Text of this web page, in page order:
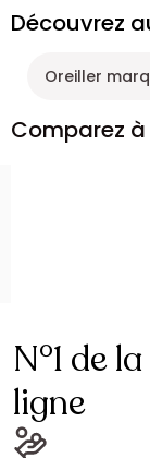
Découvrez
Oreiller
Comparez
N°1 de
ligne